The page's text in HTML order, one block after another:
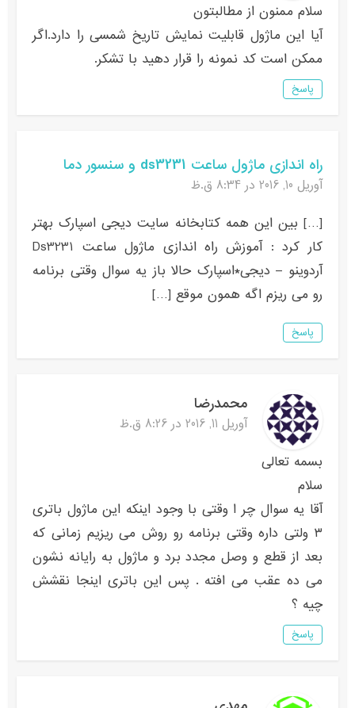
سلام ممنون از مطالبتون
آیا این ماژول قابلیت نمایش تاریخ شمسی را دارد.اگر
ممکن است کد نمونه را قرار دهید با تشکر.
پاسخ
راه اندازی ماژول ساعت ds3231 و سنسور دما
آوریل 10, 2016 در 8:34 ق.ظ
[…] بین این همه کتابخانه سایت دیجی اسپارک بهتر
کار کرد : آموزش راه اندازی ماژول ساعت Ds3231
آردوینو – دیجی*اسپارک حالا باز یه سوال وقتی برنامه
رو می ریزم اگه همون موقع […]
پاسخ
محمدرضا
آوریل 11, 2016 در 8:26 ق.ظ
بسمه تعالی
سلام
آقا یه سوال چر ا وقتی با وجود اینکه این ماژول باتری
۳ ولتی داره وقتی برنامه رو روش می ریزیم زمانی که
بعد از قطع و وصل مجدد برد و ماژول به رایانه نشون
می ده عقب می افته . پس این باتری اینجا نقشش
چیه ؟
پاسخ